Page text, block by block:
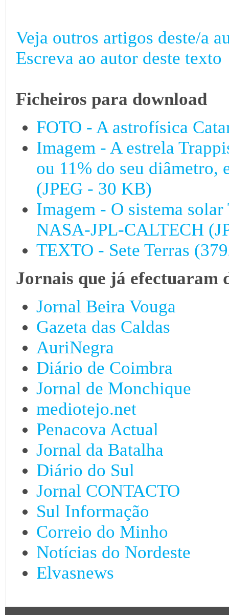
Veja outros artigos deste/a
Escreva ao autor deste texto
Ficheiros para download
FOTO - A astrofísica
Imagem - A estrela
ou 11% do seu diâmetro,
(JPEG - 30 KB)
Imagem - O sistema
NASA-JPL-CALTECH
TEXTO - Sete Terras
Jornais que já efectuaram
Jornal Beira Vouga
Gazeta das Caldas
AuriNegra
Diário de Coimbra
Jornal de Monchique
mediotejo.net
Penacova Actual
Jornal da Batalha
Diário do Sul
Jornal CONTACTO
Sul Informação
Correio do Minho
Notícias do Nordeste
Elvasnews